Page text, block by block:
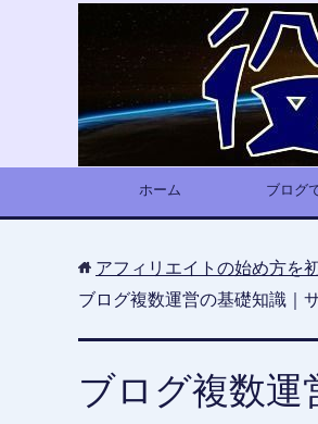
ホーム ブログ
アフィリエイトの始め方を
ブログ複数運営の基礎知識｜
ブログ複数運